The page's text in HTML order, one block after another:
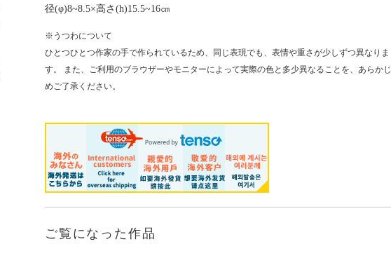
径(φ)8~8.5×高さ(h)15.5~16㎝
※うつわについて
ひとつひとつ作家の手で作られているため、同じ表現でも、表情や重さが少しずつ異なりま
す。 また、ご利用のブラウザーやモニターによって実際の色と多少異なることを、あらかじ
めご了承ください。
ご覧になった作品